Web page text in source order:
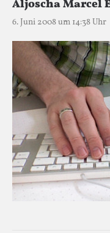
Aljoscha Marcel
6. Juni 2008 um 14:38 Uhr